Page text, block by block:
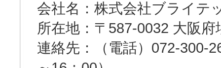
会社名：株式会社ブライテ
所在地：〒587-0032 大阪
連絡先：（電話）072-300-